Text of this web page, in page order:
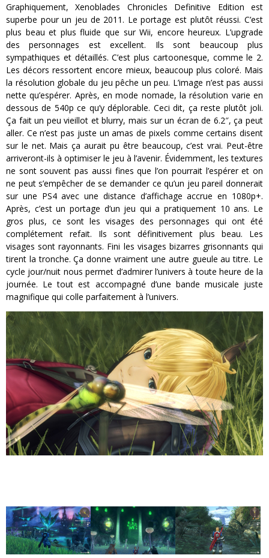
Graphiquement, Xenoblades Chronicles Definitive Edition est
superbe pour un jeu de 2011. Le portage est plutôt réussi. C’est
plus beau et plus fluide que sur Wii, encore heureux. L’upgrade
des personnages est excellent. Ils sont beaucoup plus
sympathiques et détaillés. C’est plus cartoonesque, comme le 2.
Les décors ressortent encore mieux, beaucoup plus coloré. Mais
la résolution globale du jeu pêche un peu. L’image n’est pas aussi
nette qu’espérer. Après, en mode nomade, la résolution varie en
dessous de 540p ce qu’y déplorable. Ceci dit, ça reste plutôt joli.
Ça fait un peu vieillot et blurry, mais sur un écran de 6.2″, ça peut
aller. Ce n’est pas juste un amas de pixels comme certains disent
sur le net. Mais ça aurait pu être beaucoup, c’est vrai. Peut-être
arriveront-ils à optimiser le jeu à l’avenir. Évidemment, les textures
ne sont souvent pas aussi fines que l’on pourrait l’espérer et on
ne peut s’empêcher de se demander ce qu’un jeu pareil donnerait
sur une PS4 avec une distance d’affichage accrue en 1080p+.
Après, c’est un portage d’un jeu qui a pratiquement 10 ans. Le
gros plus, ce sont les visages des personnages qui ont été
complétement refait. Ils sont définitivement plus beau. Les
visages sont rayonnants. Fini les visages bizarres grisonnants qui
tirent la tronche. Ça donne vraiment une autre gueule au titre. Le
cycle jour/nuit nous permet d’admirer l’univers à toute heure de la
journée. Le tout est accompagné d’une bande musicale juste
magnifique qui colle parfaitement à l’univers.